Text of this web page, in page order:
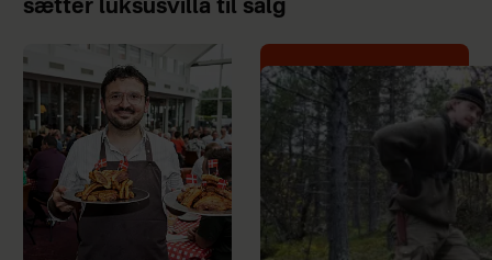
sætter luksusvilla til salg